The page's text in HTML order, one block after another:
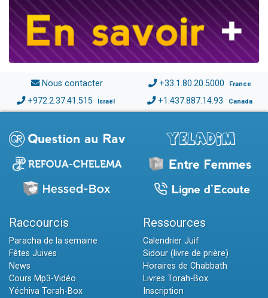
Nous contacter +33.1.80.20.5000 France
+972.2.37.41.515 Israël +1.437.887.14.93 Canada
Raccourcis
Paracha de la semaine
Fêtes Juives
News
Cours Mp3-Vidéo
Yéchiva Torah-Box
Ressources
Calendrier Juif
Sidour (livre de prière)
Horaires de Chabbath
Livres Torah-Box
Inscription